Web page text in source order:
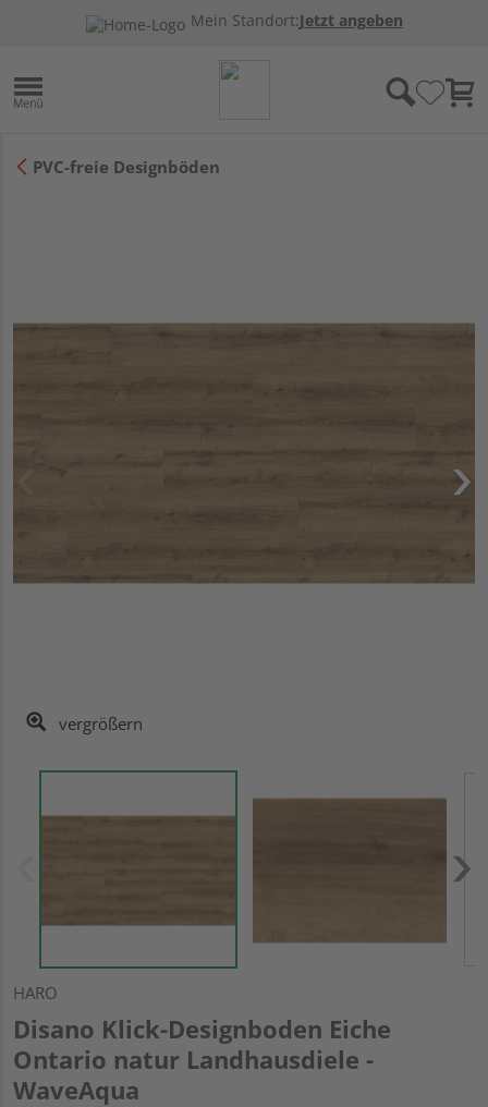
Mein Standort:Jetzt angeben
PVC-freie Designböden
vergrößern
HARO
Disano Klick-Designboden Eiche
Ontario natur Landhausdiele -
WaveAqua